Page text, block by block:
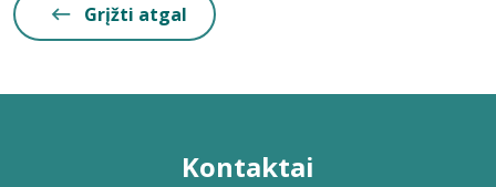
Grįžti atgal
Kontaktai